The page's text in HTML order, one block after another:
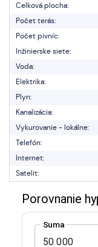
Celková plocha:
Počet terás:
Počet pivníc:
Inžinierske siete:
Voda:
Elektrika:
Plyn:
Kanalizácia:
Vykurovanie - lokálne:
Telefón:
Internet:
Satelit: